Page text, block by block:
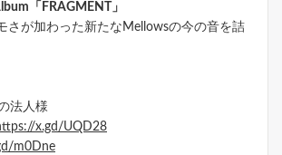
「FRAGMENT」
さが加わった新たなMellowsの今の音を詰
法人様
x.gd/UQD28
m0Dne